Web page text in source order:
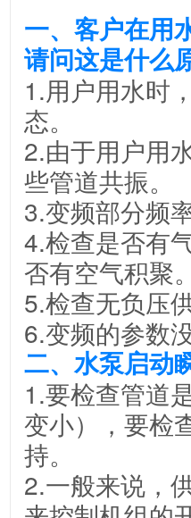
一、 客户在用
请问这是什么
1.用户用水时
态。
2.由于用户用
些管道共振。
3.变频部分频
4.检查是否有
否有空气积聚
5.检查无负压
6.变频的参数
二、水泵启动
1.要检查管道
变小），要检
持。
2.一般来说，